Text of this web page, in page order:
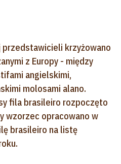
krzyżowano
z Europy - między
angielskimi,
molosami alano.
fila brasileiro rozpoczęto
wzorzec opracowano w
brasileiro na listę